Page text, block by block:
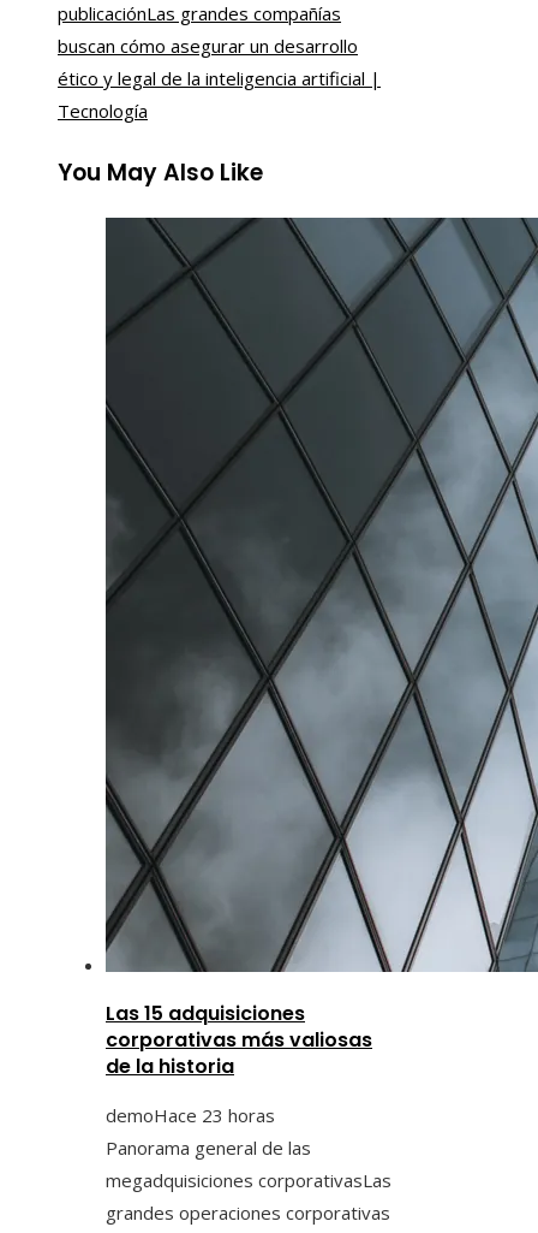
publicaciónLas grandes compañías
buscan cómo asegurar un desarrollo
ético y legal de la inteligencia artificial |
Tecnología
You May Also Like
Las 15 adquisiciones
corporativas más valiosas
de la historia
demoHace 23 horas
Panorama general de las
megadquisiciones corporativasLas
grandes operaciones corporativas